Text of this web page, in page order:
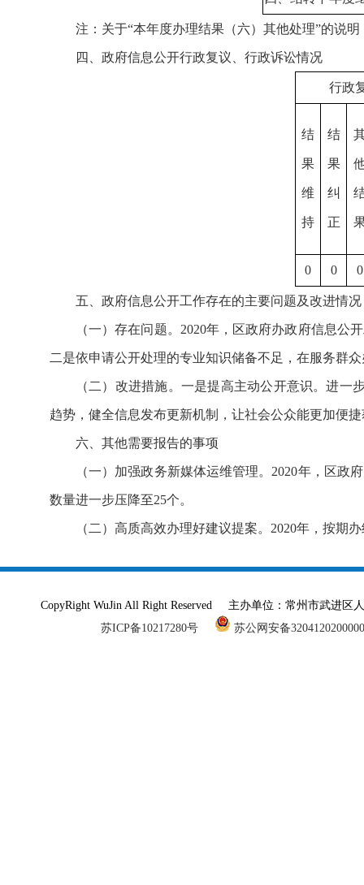
注：关于“本年度办理结果（六）其他处理”的说
四、政府信息公开行政复议、行政诉讼情况
行政
结
果
维
持
结
果
纠
正
0 0 0
五、政府信息公开工作存在的主要问题及改进情况
（一）存在问题。2020年，区政府办政府信息
二是依申请公开处理的专业知识储备不足，在服务群
（二）改进措施。一是提高主动公开意识。进
趋势，健全信息发布更新机制，让社会公众能更加便
六、其他需要报告的事项
（一）加强政务新媒体运维管理。2020年，区
数量进一步压降至25个。
（二）高质高效办理好建议提案。2020年，按期
CopyRight WuJin All Right Reserved 主办单位：常州市武进
苏ICP备10217280号
苏公网安备